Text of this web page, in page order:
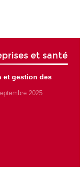
et santé
et gestion des
2025